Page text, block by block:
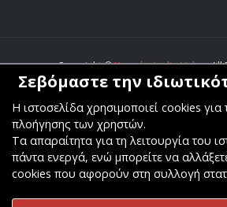
Copyright ©Κοσμάς Audio Video. All
Σεβόμαστε την
Η ιστοσελίδα χρησιμοποιεί cookies για
πλοήγησης των χρηστών.
Τα απαραίτητα για τη λειτουργία του
πάντα ενεργά, ενώ μπορείτε να
cookies που αφορούν στη συλλογή